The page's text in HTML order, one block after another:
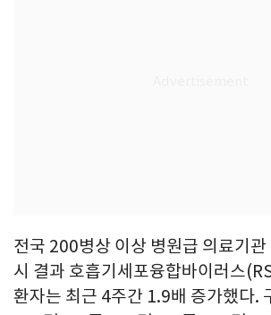
전국 200병상 이상 병원급 의료기
시 결과 호흡기세포융합바이러스
환자는 최근 4주간 1.9배 증가했다.